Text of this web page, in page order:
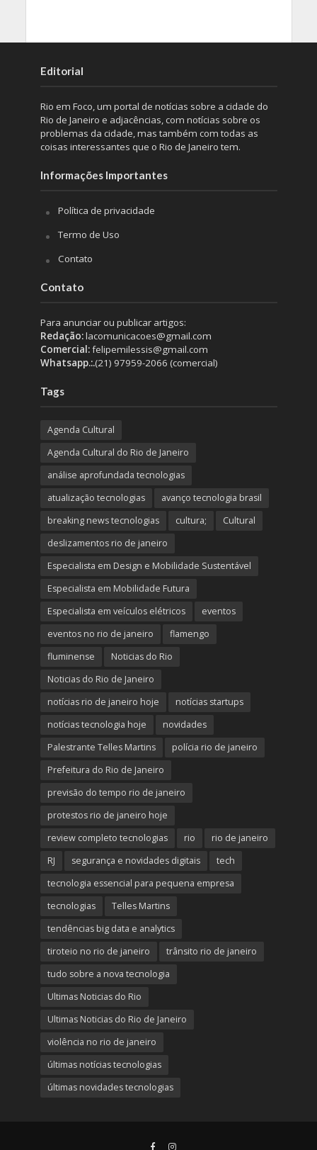
Editorial
Rio em Foco, um portal de notícias sobre a cidade do
Rio de Janeiro e adjacências, com notícias sobre os
problemas da cidade, mas também com todas as
coisas interessantes que o Rio de Janeiro tem.
Informações Importantes
Política de privacidade
Termo de Uso
Contato
Contato
Para anunciar ou publicar artigos:
Redação:lacomunicacoes@gmail.com
Comercial:felipemilessis@gmail.com
Whatsapp.:.(21) 97959-2066 (comercial)
Tags
Agenda Cultural
Agenda Cultural do Rio de Janeiro
análise aprofundada tecnologias
atualização tecnologias
avanço tecnologia brasil
breaking news tecnologias
cultura;
Cultural
deslizamentos rio de janeiro
Especialista em Design e Mobilidade Sustentável
Especialista em Mobilidade Futura
Especialista em veículos elétricos
eventos
eventos no rio de janeiro
flamengo
fluminense
Noticias do Rio
Noticias do Rio de Janeiro
notícias rio de janeiro hoje
notícias startups
notícias tecnologia hoje
novidades
Palestrante Telles Martins
polícia rio de janeiro
Prefeitura do Rio de Janeiro
previsão do tempo rio de janeiro
protestos rio de janeiro hoje
review completo tecnologias
rio
rio de janeiro
RJ
segurança e novidades digitais
tech
tecnologia essencial para pequena empresa
tecnologias
Telles Martins
tendências big data e analytics
tiroteio no rio de janeiro
trânsito rio de janeiro
tudo sobre a nova tecnologia
Ultimas Noticias do Rio
Ultimas Noticias do Rio de Janeiro
violência no rio de janeiro
últimas notícias tecnologias
últimas novidades tecnologias